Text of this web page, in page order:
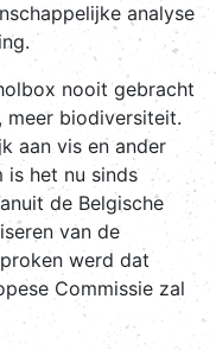
analyse
nooit gebracht
meer biodiversiteit.
aan vis en ander
het nu sinds
de Belgische
van de
werd dat
Commissie zal